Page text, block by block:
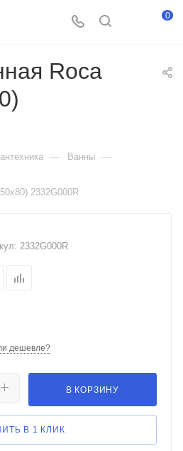
0
Roca
— Ванны —
2332G000R
2332G000R
дешевле?
В КОРЗИНУ
В 1 КЛИК